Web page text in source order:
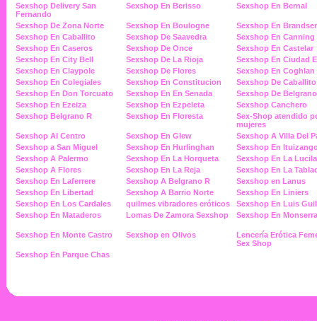
Sexshop Delivery San
Fernando
Sexshop En Berisso Sexshop En Bernal
Sexshop De Zona Norte Sexshop En Boulogne
Sexshop En
Sexshop En Caballito
Sexshop De Saavedra
Sexshop En Canning
Sexshop En Caseros
Sexshop De Once
Sexshop En Castelar
Sexshop En City Bell
Sexshop De La Rioja
Sexshop En Ciudad
Sexshop En Claypole
Sexshop De Flores
Sexshop En Coghlan
Sexshop En Colegiales
Sexshop En Constitucion
Sexshop De Caballito
Sexshop En Don Torcuato
Sexshop En En Senada
Sexshop De Belgrano
Sexshop En Ezeiza
Sexshop En Ezpeleta
Sexshop Canchero
Sexshop Belgrano R
Sexshop En Floresta
Sex-Shop atendido
mujeres
Sexshop Al Centro
Sexshop En Glew
Sexshop A Villa Del
Sexshop a San Miguel
Sexshop En Hurlinghan
Sexshop En
Sexshop A Palermo
Sexshop En La Horqueta
Sexshop En La Lucila
Sexshop A Flores
Sexshop En La Reja
Sexshop En La
Sexshop En Laferrere
Sexshop A Belgrano R
Sexshop en Lanus
Sexshop En Libertad
Sexshop A Barrio Norte
Sexshop En Liniers
Sexshop En Los Cardales
quilmes vibradores eróticos
Sexshop En Luis
Sexshop En Mataderos
Lomas De Zamora Sexshop Sexshop En
Sexshop En Monte Castro Sexshop en Olivos
Lencería Erótica
Sex Shop
Sexshop En Parque Chas